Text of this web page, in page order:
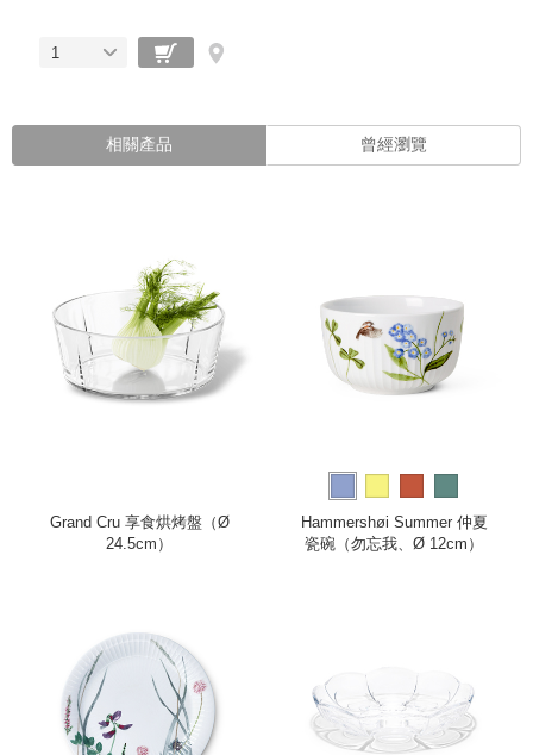
1
相關產品 曾經瀏覽
Grand Cru 享食烘烤盤（Ø
24.5cm）
Hammershøi Summer 仲夏
瓷碗（勿忘我、Ø 12cm）